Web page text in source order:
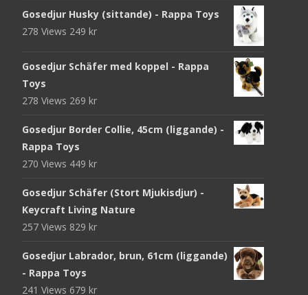
Gosedjur Husky (sittande) - Rappa Toys
278 Views 249 kr
Gosedjur Schäfer med koppel - Rappa
Toys
278 Views 269 kr
Gosedjur Border Collie, 45cm (liggande) -
Rappa Toys
270 Views 449 kr
Gosedjur Schäfer (Stort Mjukisdjur) -
Keycraft Living Nature
257 Views 829 kr
Gosedjur Labrador, brun, 61cm (liggande)
- Rappa Toys
241 Views 679 kr